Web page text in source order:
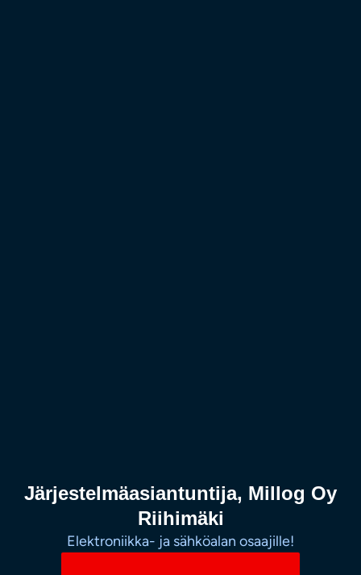
Järjestelmäasiantuntija, Millog Oy
Riihimäki
Elektroniikka- ja sähköalan osaajille!